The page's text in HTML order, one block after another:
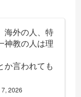
海外の人、特
神教の人は理
か言われても
2026